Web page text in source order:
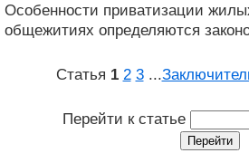
Особенности приватизации
общежитиях определяются
Статья 1 2 3 ...
Перейти к статье